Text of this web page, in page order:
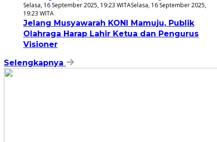
Selasa, 16 September 2025, 19:23 WITASelasa, 16 September 2025,
19:23 WITA
Jelang Musyawarah KONI Mamuju, Publik
Olahraga Harap Lahir Ketua dan Pengurus
Visioner
Selengkapnya